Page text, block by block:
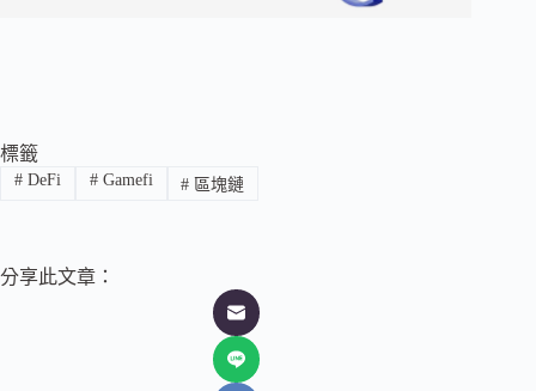
標籤
#DeFi #Gamefi # 區塊鏈
分享此文章：